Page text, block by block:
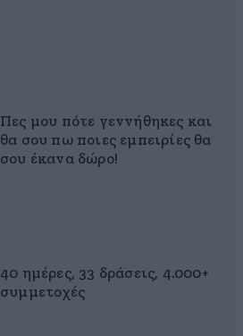
Πες μου πότε γεννήθηκες και
θα σου πω ποιες εμπειρίες θα
σου έκανα δώρο!
40 ημέρες, 33 δράσεις, 4.000+
συμμετοχές